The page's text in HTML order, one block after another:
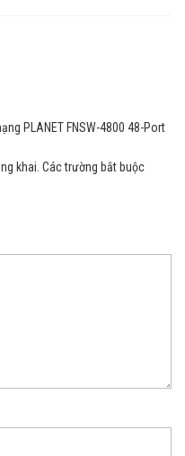
PLANET FNSW-4800 48-Port
khai. Các trường bắt buộc